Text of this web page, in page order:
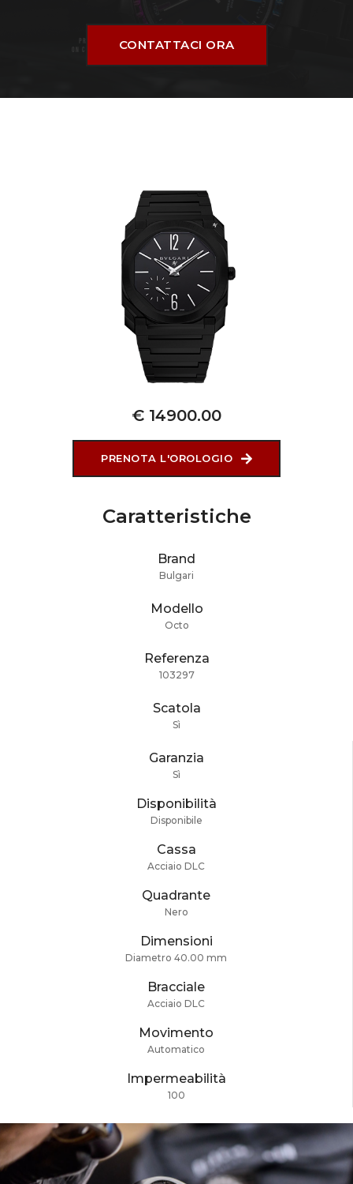
CONTATTACI ORA
€ 14900.00
PRENOTA L'OROLOGIO
Caratteristiche
Brand
Bulgari
Modello
Octo
Referenza
103297
Scatola
Sì
Garanzia
Sì
Disponibilità
Disponibile
Cassa
Acciaio DLC
Quadrante
Nero
Dimensioni
Diametro 40.00 mm
Bracciale
Acciaio DLC
Movimento
Automatico
Impermeabilità
100